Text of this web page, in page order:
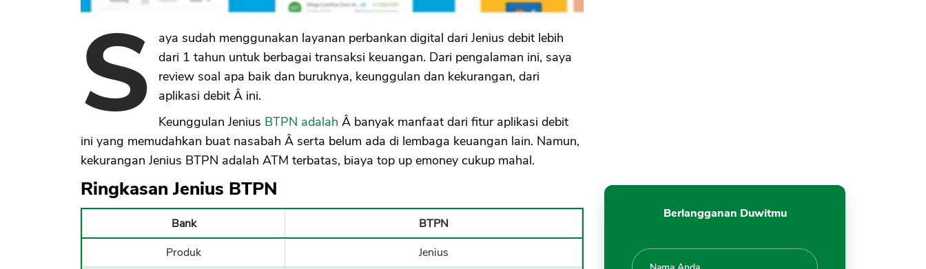
S
aya sudah menggunakan layanan perbankan digital dari Jenius debit lebih
dari 1 tahun untuk berbagai transaksi keuangan. Dari pengalaman ini, saya
review soal apa baik dan buruknya, keunggulan dan kekurangan, dari
aplikasi debit Â ini.
Keunggulan Jenius BTPN adalah Â banyak manfaat dari fitur aplikasi debit
ini yang memudahkan buat nasabah Â serta belum ada di lembaga keuangan lain. Namun,
kekurangan Jenius BTPN adalah ATM terbatas, biaya top up emoney cukup mahal.
Ringkasan Jenius BTPN
Bank
BTPN
Produk
Jenius
Lebih Mahal
Aplikasi Jenius Tidak Bisa Dibuka
Tanya Jawab Jenius BTPN
Berlangganan Duwitmu